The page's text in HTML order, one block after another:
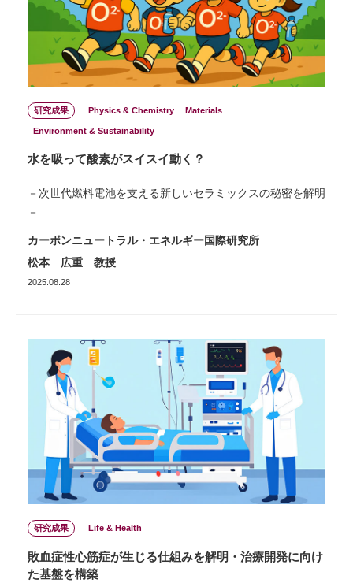
研究成果 Physics & Chemistry Materials
Environment & Sustainability
水を吸って酸素がスイスイ動く？
－次世代燃料電池を支える新しいセラミックスの秘密を解明
－
カーボンニュートラル・エネルギー国際研究所
松本 広重 教授
2025.08.28
研究成果 Life & Health
敗血症性心筋症が生じる仕組みを解明・治療開発に向け
た基盤を構築